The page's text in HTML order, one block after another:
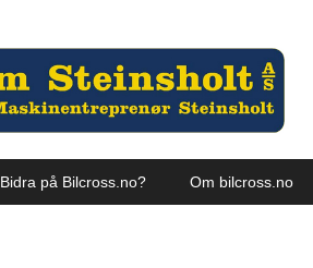
Bidra på Bilcross.no? Om bilcross.no